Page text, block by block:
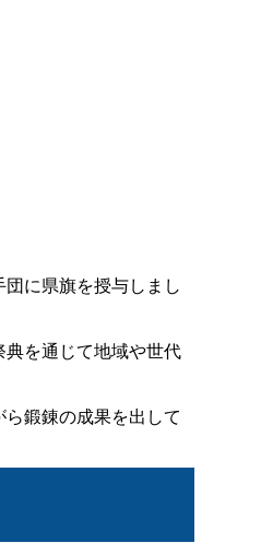
に県旗を授与しまし
を通じて地域や世代
鍛錬の成果を出して